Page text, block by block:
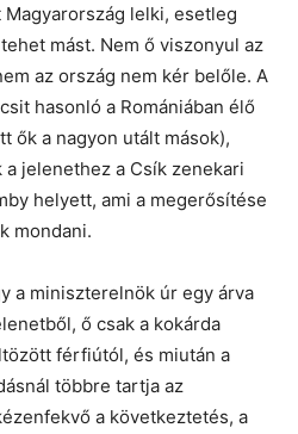
lelki, esetleg
mást. Nem ő viszonyul az
az ország nem kér belőle. A
hasonló a Romániában élő
ők a nagyon utált mások),
jelenethez a Csík zenekari
helyett, ami a megerősítése
mondani.
a miniszterelnök úr egy árva
ő csak a kokárda
férfiútól, és miután a
többre tartja az
a következtetés, a